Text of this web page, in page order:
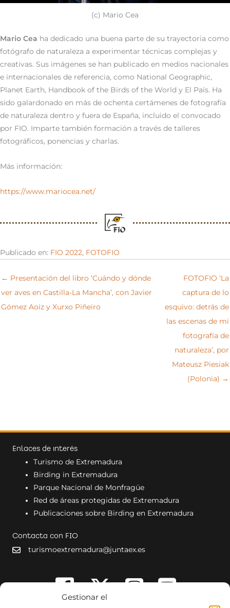
Gestionar el
(c) Mario Cea
Mario Cea ha dedicado una buena parte de su trayectoria como
fotógrafo de naturaleza a experimentar técnicas complejas y
creativas. Sus imágenes se han publicado en medios nacionales
e internacionales de referencia, como National Geographic,
Planet Earth, Handbook of the Birds of the World y El País. Ha
sido galardonado en más de ochenta certámenes de fotografía
de naturaleza dentro y fuera de España, incluido el convocado
por FIO. Imparte también formación a través de talleres
fotográficos, ponencias y charlas.
Más información:
https://www.mariocea.net/
Publicado en: FIO 2022, FOTOFIO
← Presentación del libro ‘Cuándo y dónde
ver aves en Castilla-La Mancha’, con Javier
Gómez Aoiz y Xurxo Piñeiro
FOTOFIO ‘La
captura de lo
esquivo: detrás de
las escenas de mi
fotografía de
naturaleza’, por
Mateusz Piesiak
(Polonia) →
Enlaces de interés
Turismo de Extremadura
Birding in Extremadura
Parque Nacional de Monfragüe
Red de áreas protegidas de Extremadura
Publicaciones sobre Birding en Extremadura
Contacta con FIO
turismoextremadura@juntaex.es